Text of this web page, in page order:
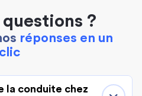
questions ?
réponses en un
clic
la conduite chez